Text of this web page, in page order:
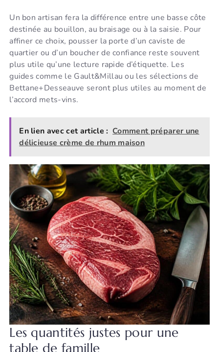
Un bon artisan fera la différence entre une basse côte
destinée au bouillon, au braisage ou à la saisie. Pour
affiner ce choix, pousser la porte d’un caviste de
quartier ou d’un boucher de confiance reste souvent
plus utile qu’une lecture rapide d’étiquette. Les
guides comme le Gault&Millau ou les sélections de
Bettane+Desseauve seront plus utiles au moment de
l’accord mets-vins.
En lien avec cet article : Comment préparer une
délicieuse crème de rhum maison
Les quantités justes pour une
table de famille